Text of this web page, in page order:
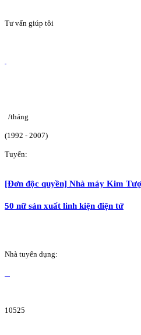
Tư vấn giúp tôi
/tháng
(1992 - 2007)
Tuyển:
[Đơn độc quyền] Nhà máy Kim
50 nữ sản xuất linh kiện điện tử
Nhà tuyển dụng:
10525